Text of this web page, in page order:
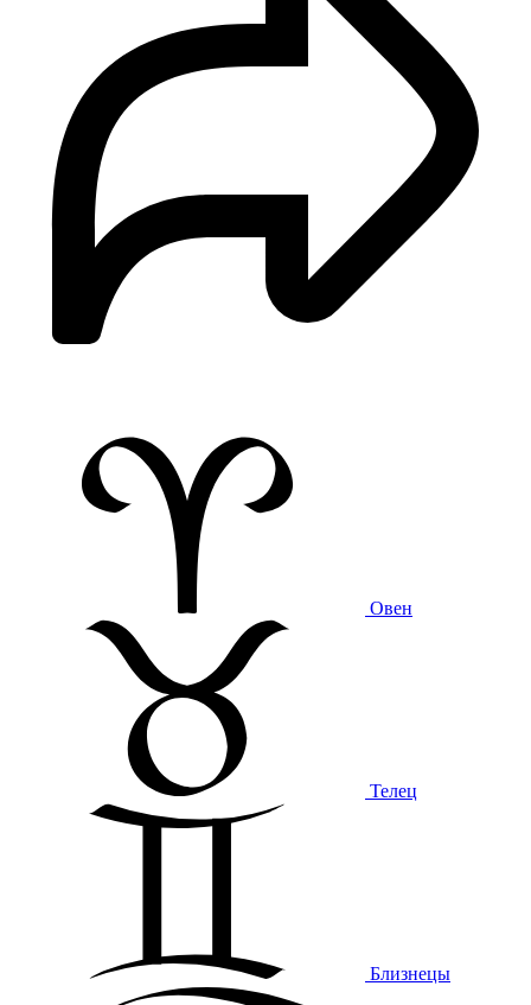
Овен
Телец
Близнецы